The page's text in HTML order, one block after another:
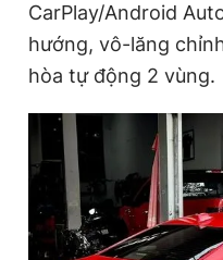
CarPlay/Android
hướng, vô-lăng
hòa tự động 2 vùng.